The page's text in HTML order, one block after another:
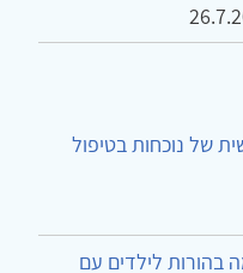
של נוכחות בטיפול
בהורות לילדים עם